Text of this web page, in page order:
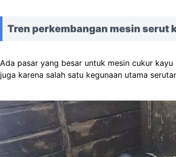
Tren perkembangan mesin serut
Ada pasar yang besar untuk mesin cukur
juga karena salah satu kegunaan utama